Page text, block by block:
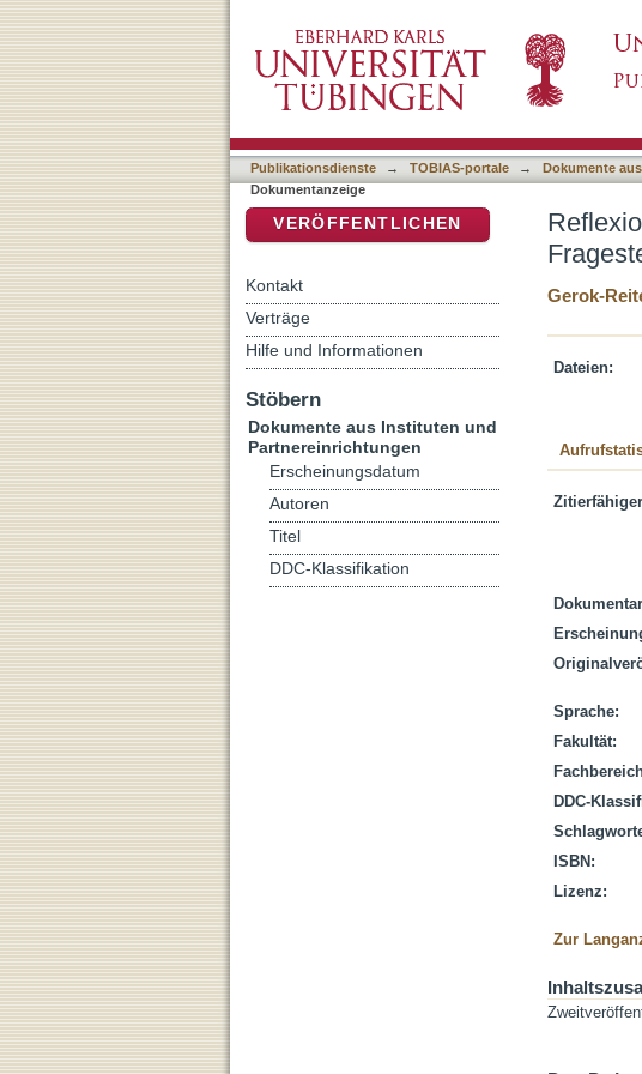
Publikationsdienste → TOBIAS-portale → Dokumente
Dokumentanzeige
Gerok-
Dateien:
Sprache:
Fakultät:
DDC-
ISBN:
Lizenz:
Zur
VERÖFFENTLICHEN
Kontakt
Verträge
Hilfe und Informationen
Stöbern
Dokumente aus Instituten und
Partnereinrichtungen
Erscheinungsdatum
Autoren
Titel
DDC-Klassifikation